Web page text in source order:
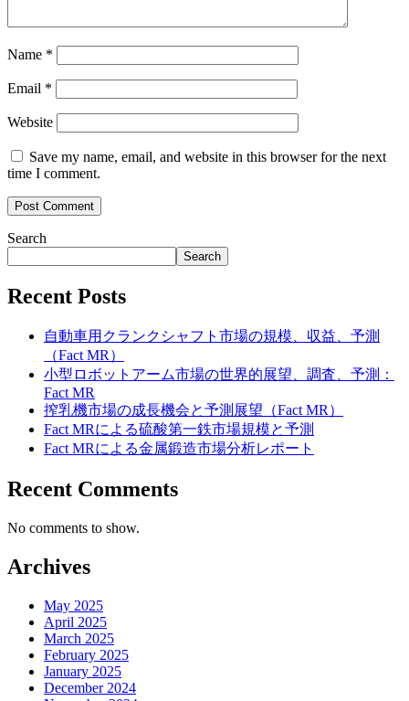
Name *
Email *
Website
Save my name, email, and website in this browser for the next
time I comment.
Search
Search
Recent Posts
自動車用クランクシャフト市場の規模、収益、予測
（Fact MR）
小型ロボットアーム市場の世界的展望、調査、予測：
Fact MR
搾乳機市場の成長機会と予測展望（Fact MR）
Fact MRによる硫酸第一鉄市場規模と予測
Fact MRによる金属鍛造市場分析レポート
Recent Comments
No comments to show.
Archives
May 2025
April 2025
March 2025
February 2025
January 2025
December 2024